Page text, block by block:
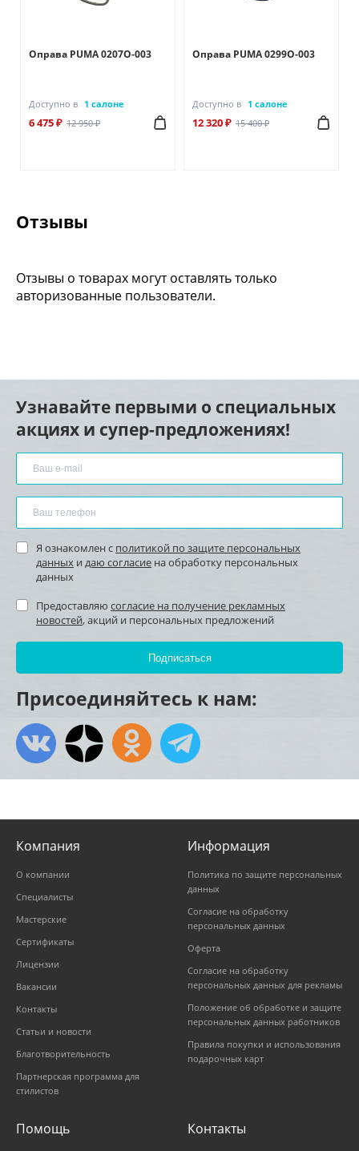
Оправа PUMA 0207O-003
Доступно в 1 салоне
6 475 ₽ 12 950 ₽
Оправа PUMA 0299O-003
Доступно в 1 салоне
12 320 ₽ 15 400 ₽
Отзывы
Отзывы о товарах могут оставлять только
авторизованные пользователи.
Узнавайте первыми о специальных
акциях и супер-предложениях!
Я ознакомлен с политикой по защите персональных
данных и даю согласие на обработку персональных
данных
Предоставляю согласие на получение рекламных
новостей, акций и персональных предложений
Присоединяйтесь к нам:
Компания
О компании
Специалисты
Мастерские
Сертификаты
Лицензии
Вакансии
Контакты
Статьи и новости
Благотворительность
Партнерская программа для
стилистов
Информация
Политика по защите персональных
данных
Согласие на обработку
персональных данных
Оферта
Согласие на обработку
персональных данных для рекламы
Положение об обработке и защите
персональных данных работников
Правила покупки и использования
подарочных карт
Помощь Контакты